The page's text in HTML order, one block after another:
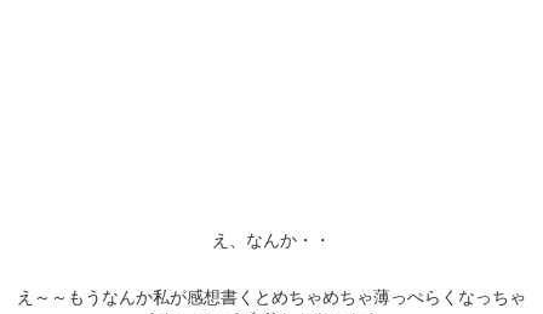
え、なんか・・
え～～もうなんか私が感想書くとめちゃめちゃ薄っぺらくなっちゃ